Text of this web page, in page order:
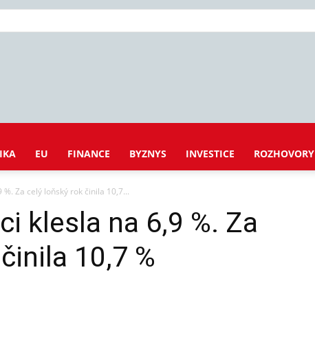
EU FINANCE BYZNYS INVESTICE ROZHOVORY
Za celý loňský rok činila 10,7...
klesla na 6,9 %. Za
10,7 %